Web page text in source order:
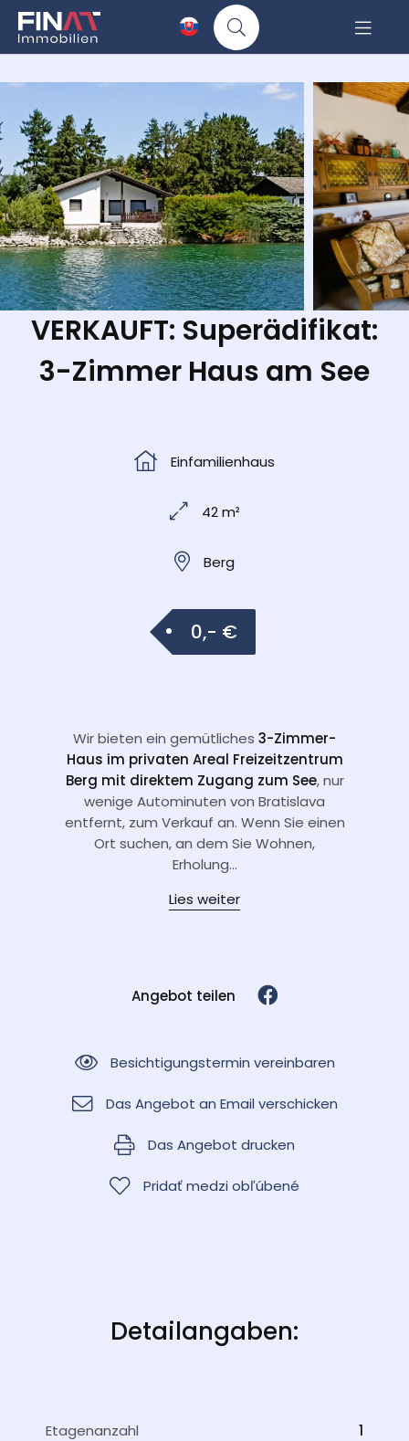
VERKAUFT: Superädifikat:
3-Zimmer Haus am See
Einfamilienhaus
42 m²
Berg
0,- €
Wir bieten ein gemütliches 3-Zimmer-
Haus im privaten Areal Freizeitzentrum
Berg mit direktem Zugang zum See, nur
wenige Autominuten von Bratislava
entfernt, zum Verkauf an. Wenn Sie einen
Ort suchen, an dem Sie Wohnen,
Erholung...
Lies weiter
Angebot teilen
Besichtigungstermin vereinbaren
Das Angebot an Email verschicken
Das Angebot drucken
Pridať medzi obľúbené
Detailangaben:
Etagenanzahl 1